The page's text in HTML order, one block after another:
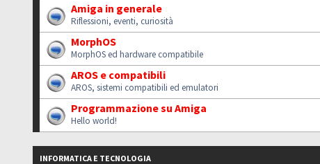
Amiga in generale
Riflessioni, eventi, curiosità
MorphOS
MorphOS ed hardware compatibile
AROS e compatibili
AROS, sistemi compatibili ed emulatori
Programmazione su Amiga
Hello world!
INFORMATICA E TECNOLOGIA